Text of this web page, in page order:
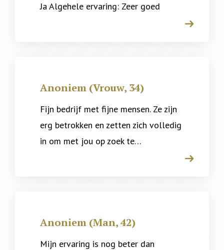
Ja Algehele ervaring: Zeer goed
arrow
Anoniem (Vrouw, 34)
Fijn bedrijf met fijne mensen. Ze zijn
erg betrokken en zetten zich volledig
in om met jou op zoek te…
arrow
Anoniem (Man, 42)
Mijn ervaring is nog beter dan